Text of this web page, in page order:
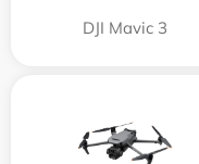
DJI Mavic 3